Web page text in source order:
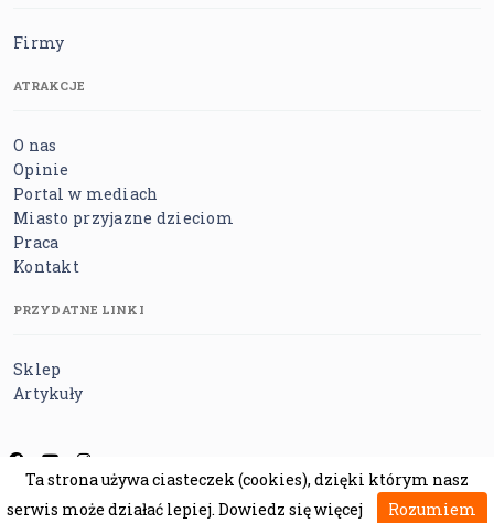
Firmy
ATRAKCJE
O nas
Opinie
Portal w mediach
Miasto przyjazne dzieciom
Praca
Kontakt
PRZYDATNE LINKI
Sklep
Artykuły
Regulamin Polityka prywatności Polityka cookies
Polityka bezpieczeństwa
Ta strona używa ciasteczek (cookies), dzięki którym nasz
serwis może działać lepiej. Dowiedz się więcej Rozumiem